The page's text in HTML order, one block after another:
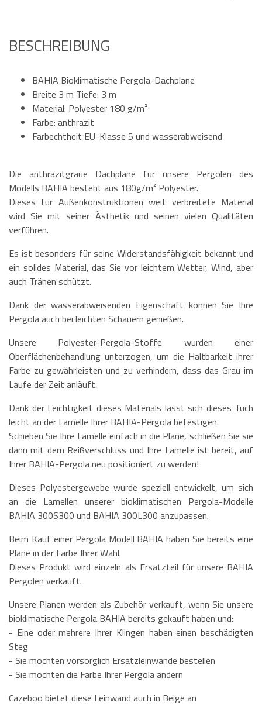
BESCHREIBUNG
BAHIA Bioklimatische Pergola-Dachplane
Breite 3 m Tiefe: 3 m
Material: Polyester 180 g/m²
Farbe: anthrazit
Farbechtheit EU-Klasse 5 und wasserabweisend
Die anthrazitgraue Dachplane für unsere Pergolen des
Modells BAHIA besteht aus 180g/m² Polyester.
Dieses für Außenkonstruktionen weit verbreitete Material
wird Sie mit seiner Ästhetik und seinen vielen Qualitäten
verführen.
Es ist besonders für seine Widerstandsfähigkeit bekannt und
ein solides Material, das Sie vor leichtem Wetter, Wind, aber
auch Tränen schützt.
Dank der wasserabweisenden Eigenschaft können Sie Ihre
Pergola auch bei leichten Schauern genießen.
Unsere Polyester-Pergola-Stoffe wurden einer
Oberflächenbehandlung unterzogen, um die Haltbarkeit ihrer
Farbe zu gewährleisten und zu verhindern, dass das Grau im
Laufe der Zeit anläuft.
Dank der Leichtigkeit dieses Materials lässt sich dieses Tuch
leicht an der Lamelle Ihrer BAHIA-Pergola befestigen.
Schieben Sie Ihre Lamelle einfach in die Plane, schließen Sie sie
dann mit dem Reißverschluss und Ihre Lamelle ist bereit, auf
Ihrer BAHIA-Pergola neu positioniert zu werden!
Dieses Polyestergewebe wurde speziell entwickelt, um sich
an die Lamellen unserer bioklimatischen Pergola-Modelle
BAHIA 300S300 und BAHIA 300L300 anzupassen.
Beim Kauf einer Pergola Modell BAHIA haben Sie bereits eine
Plane in der Farbe Ihrer Wahl.
Dieses Produkt wird einzeln als Ersatzteil für unsere BAHIA
Pergolen verkauft.
Unsere Planen werden als Zubehör verkauft, wenn Sie unsere
bioklimatische Pergola BAHIA bereits gekauft haben und:
- Eine oder mehrere Ihrer Klingen haben einen beschädigten
Steg
- Sie möchten vorsorglich Ersatzleinwände bestellen
- Sie möchten die Farbe Ihrer Pergola ändern
Cazeboo bietet diese Leinwand auch in Beige an